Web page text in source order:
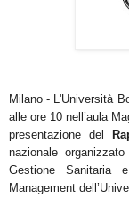
Milano - L'Università
alle ore 10 nell’aula
presentazione del
nazionale
Gestione
Management